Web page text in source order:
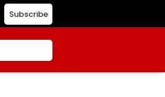
Subscribe